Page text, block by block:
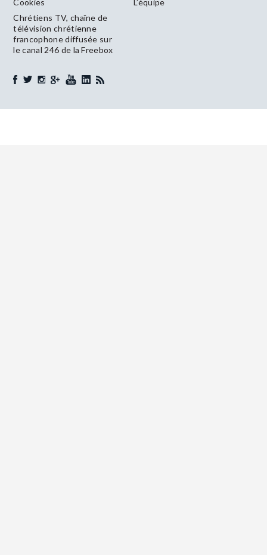
Chrétiens TV, chaîne de
télévision chrétienne
francophone diffusée sur
le canal 246 de la Freebox